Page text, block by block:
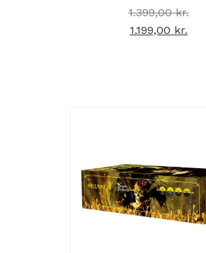
1.399,00kr.
1.199,00 kr.